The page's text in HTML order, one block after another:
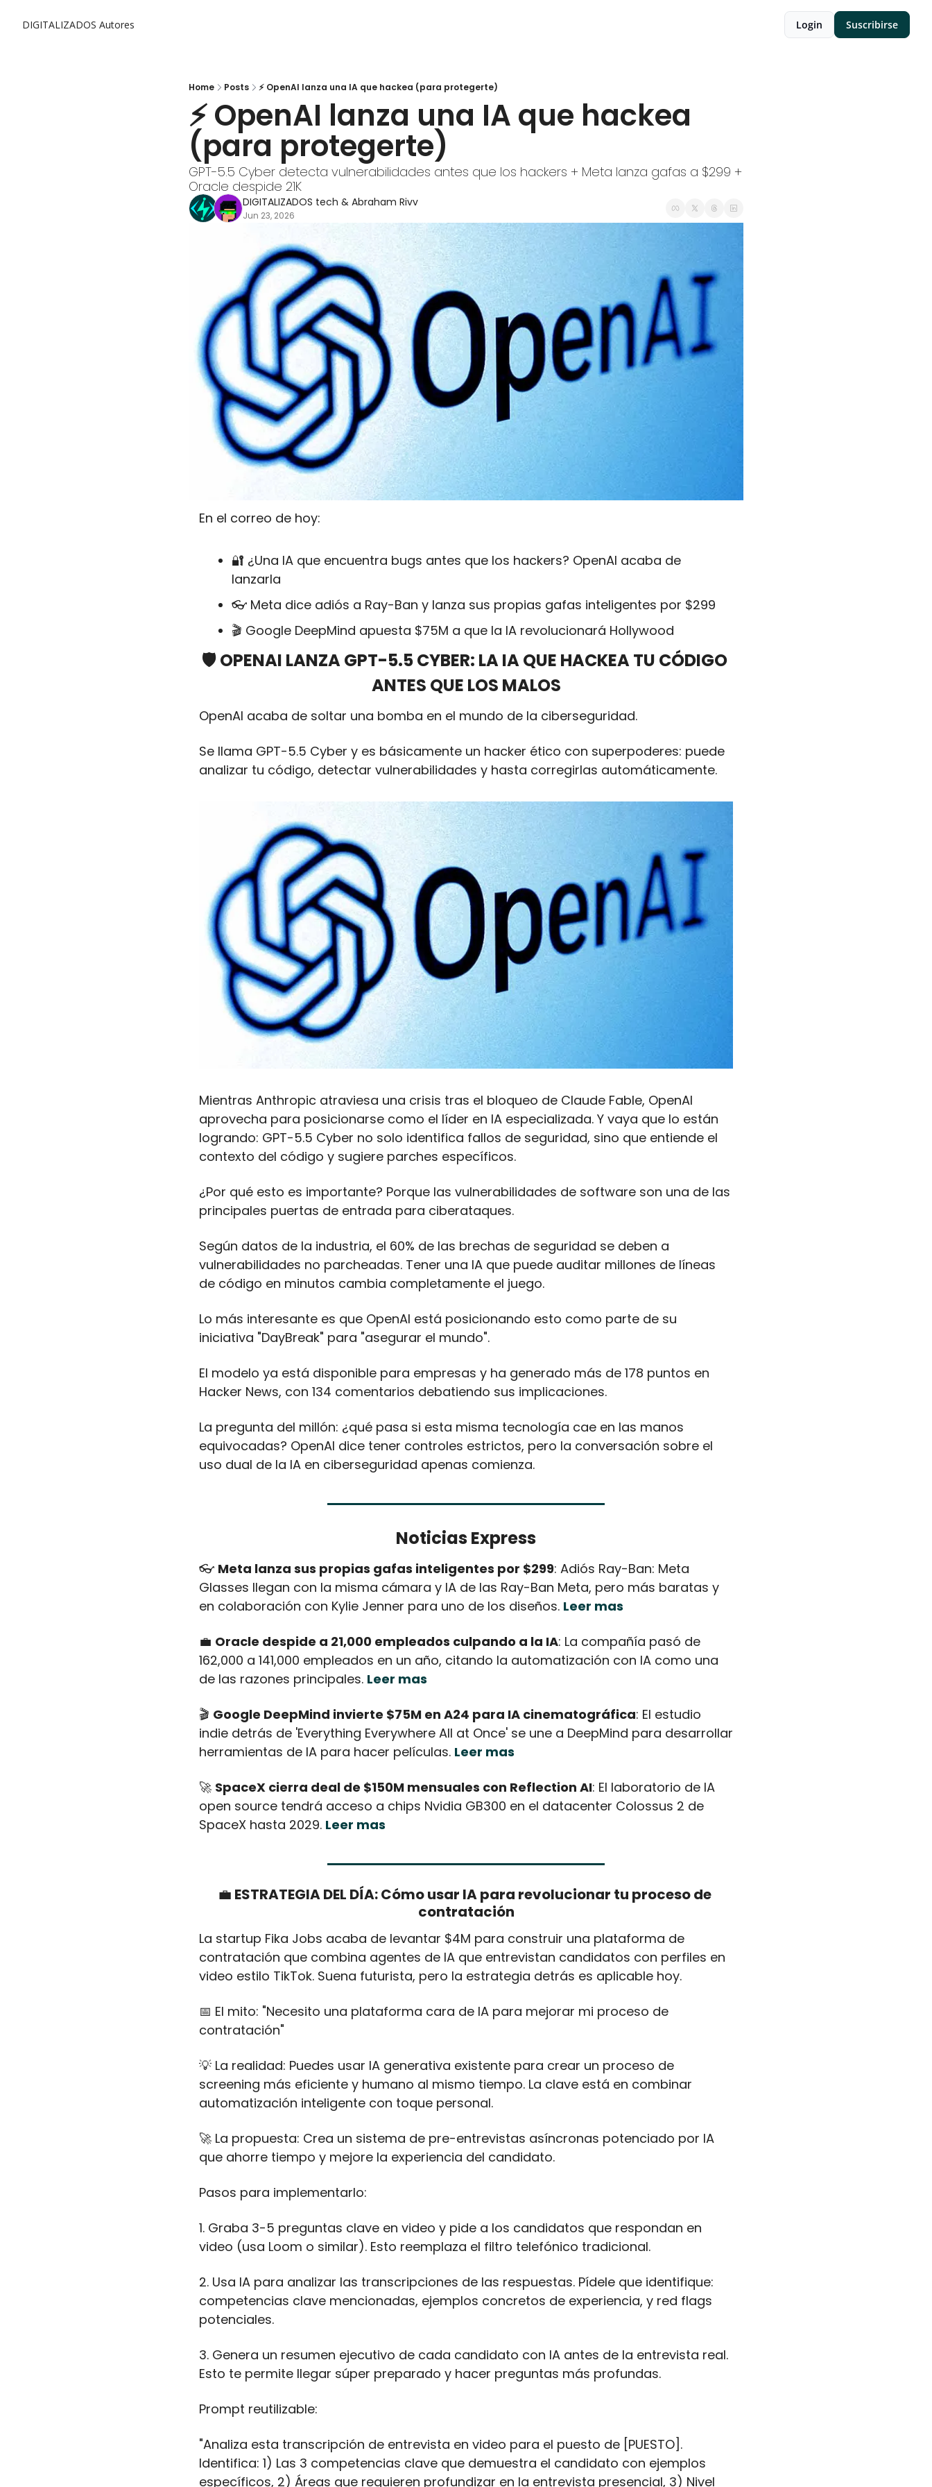
DIGITALIZADOS Autores Login Suscribirse
Home Posts ⚡ OpenAI lanza una IA que hackea (para protegerte)
⚡ OpenAI lanza una IA que hackea
(para protegerte)
GPT-5.5 Cyber detecta vulnerabilidades antes que los hackers + Meta lanza gafas a $299 +
Oracle despide 21K
DIGITALIZADOS tech & Abraham Rivv
Jun 23, 2026
En el correo de hoy:
🔐 ¿Una IA que encuentra bugs antes que los hackers? OpenAI acaba de
lanzarla
👓 Meta dice adiós a Ray-Ban y lanza sus propias gafas inteligentes por $299
🎬 Google DeepMind apuesta $75M a que la IA revolucionará Hollywood
🛡️ OPENAI LANZA GPT-5.5 CYBER: LA IA QUE HACKEA TU CÓDIGO
ANTES QUE LOS MALOS
OpenAI acaba de soltar una bomba en el mundo de la ciberseguridad.
Se llama GPT-5.5 Cyber y es básicamente un hacker ético con superpoderes: puede
analizar tu código, detectar vulnerabilidades y hasta corregirlas automáticamente.
Mientras Anthropic atraviesa una crisis tras el bloqueo de Claude Fable, OpenAI
aprovecha para posicionarse como el líder en IA especializada. Y vaya que lo están
logrando: GPT-5.5 Cyber no solo identifica fallos de seguridad, sino que entiende el
contexto del código y sugiere parches específicos.
¿Por qué esto es importante? Porque las vulnerabilidades de software son una de las
principales puertas de entrada para ciberataques.
Según datos de la industria, el 60% de las brechas de seguridad se deben a
vulnerabilidades no parcheadas. Tener una IA que puede auditar millones de líneas
de código en minutos cambia completamente el juego.
Lo más interesante es que OpenAI está posicionando esto como parte de su
iniciativa "DayBreak" para "asegurar el mundo".
El modelo ya está disponible para empresas y ha generado más de 178 puntos en
Hacker News, con 134 comentarios debatiendo sus implicaciones.
La pregunta del millón: ¿qué pasa si esta misma tecnología cae en las manos
equivocadas? OpenAI dice tener controles estrictos, pero la conversación sobre el
uso dual de la IA en ciberseguridad apenas comienza.
Noticias Express
👓 Meta lanza sus propias gafas inteligentes por $299: Adiós Ray-Ban: Meta
Glasses llegan con la misma cámara y IA de las Ray-Ban Meta, pero más baratas y
en colaboración con Kylie Jenner para uno de los diseños. Leer mas
💼 Oracle despide a 21,000 empleados culpando a la IA: La compañía pasó de
162,000 a 141,000 empleados en un año, citando la automatización con IA como una
de las razones principales. Leer mas
🎬 Google DeepMind invierte $75M en A24 para IA cinematográfica: El estudio
indie detrás de 'Everything Everywhere All at Once' se une a DeepMind para desarrollar
herramientas de IA para hacer películas. Leer mas
🚀 SpaceX cierra deal de $150M mensuales con Reflection AI: El laboratorio de IA
open source tendrá acceso a chips Nvidia GB300 en el datacenter Colossus 2 de
SpaceX hasta 2029. Leer mas
💼 ESTRATEGIA DEL DÍA: Cómo usar IA para revolucionar tu proceso de
contratación
La startup Fika Jobs acaba de levantar $4M para construir una plataforma de
contratación que combina agentes de IA que entrevistan candidatos con perfiles en
video estilo TikTok. Suena futurista, pero la estrategia detrás es aplicable hoy.
📅 El mito: "Necesito una plataforma cara de IA para mejorar mi proceso de
contratación"
💡 La realidad: Puedes usar IA generativa existente para crear un proceso de
screening más eficiente y humano al mismo tiempo. La clave está en combinar
automatización inteligente con toque personal.
🚀 La propuesta: Crea un sistema de pre-entrevistas asíncronas potenciado por IA
que ahorre tiempo y mejore la experiencia del candidato.
Pasos para implementarlo:
1. Graba 3-5 preguntas clave en video y pide a los candidatos que respondan en
video (usa Loom o similar). Esto reemplaza el filtro telefónico tradicional.
2. Usa IA para analizar las transcripciones de las respuestas. Pídele que identifique:
competencias clave mencionadas, ejemplos concretos de experiencia, y red flags
potenciales.
3. Genera un resumen ejecutivo de cada candidato con IA antes de la entrevista real.
Esto te permite llegar súper preparado y hacer preguntas más profundas.
Prompt reutilizable:
"Analiza esta transcripción de entrevista en video para el puesto de [PUESTO].
Identifica: 1) Las 3 competencias clave que demuestra el candidato con ejemplos
específicos, 2) Áreas que requieren profundizar en la entrevista presencial, 3) Nivel